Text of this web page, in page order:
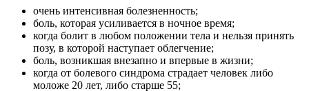
очень интенсивная болезненность;
боль, которая усиливается в ночное время;
когда болит в любом положении тела и нельзя принять
позу, в которой наступает облегчение;
боль, возникшая внезапно и впервые в жизни;
когда от болевого синдрома страдает человек либо
моложе 20 лет, либо старше 55;